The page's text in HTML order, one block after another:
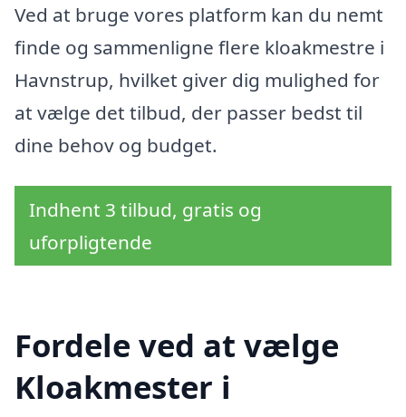
Ved at bruge vores platform kan du nemt
finde og sammenligne flere kloakmestre i
Havnstrup, hvilket giver dig mulighed for
at vælge det tilbud, der passer bedst til
dine behov og budget.
Indhent 3 tilbud, gratis og
uforpligtende
Fordele ved at vælge
Kloakmester i